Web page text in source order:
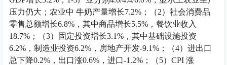
压力仍大；农业中 牛奶产量增长7.2%；（2）社会消费品
零售总额增长6.8%，其中商品增长5.5%，餐饮业收入
18.7%；（3）固定投资增长3.1%，其中基础设施投资
6.2%，制造业投资6.2%，房地产开发-9.1%；（4）进出口
总下降0.2%，出口涨0.6%，进口-1.2%；（5）CPI 涨